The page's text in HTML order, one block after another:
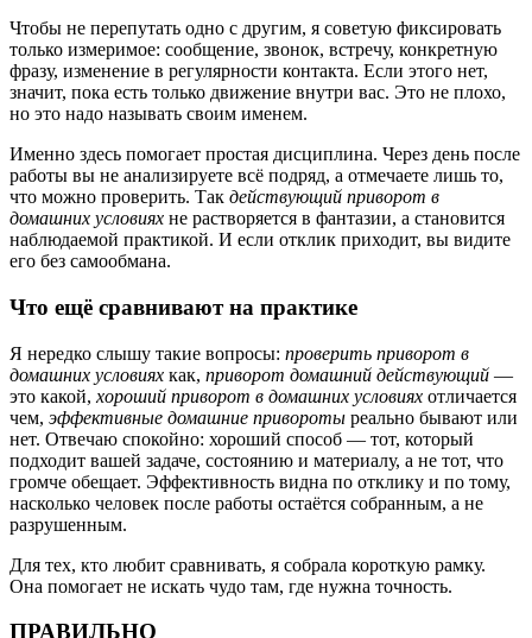
Чтобы не перепутать одно с другим, я советую фиксировать
только измеримое: сообщение, звонок, встречу, конкретную
фразу, изменение в регулярности контакта. Если этого нет,
значит, пока есть только движение внутри вас. Это не плохо,
но это надо называть своим именем.
Именно здесь помогает простая дисциплина. Через день после
работы вы не анализируете всё подряд, а отмечаете лишь то,
что можно проверить. Так действующий приворот в
домашних условиях не растворяется в фантазии, а становится
наблюдаемой практикой. И если отклик приходит, вы видите
его без самообмана.
Что ещё сравнивают на практике
Я нередко слышу такие вопросы: проверить приворот в
домашних условиях как, приворот домашний действующий —
это какой, хороший приворот в домашних условиях отличается
чем, эффективные домашние привороты реально бывают или
нет. Отвечаю спокойно: хороший способ — тот, который
подходит вашей задаче, состоянию и материалу, а не тот, что
громче обещает. Эффективность видна по отклику и по тому,
насколько человек после работы остаётся собранным, а не
разрушенным.
Для тех, кто любит сравнивать, я собрала короткую рамку.
Она помогает не искать чудо там, где нужна точность.
ПРАВИЛЬНО